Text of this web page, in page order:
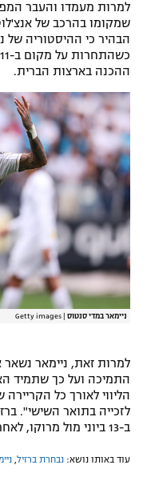
למרות מעמדו והעבר
שמקומו בהרכב של
הבהיר כי ההיסטוריה של
ההכנה בארצות הברית.
ניימאר במדי סנטוס Getty images
למרות זאת, ניימאר
התמיכה ועל כך שתמיד
הליווי לאורך כל
לזכייה בתואר השישי".
ב-13 ביוני מול מרוקו, לאחר משחקי הכנה מול פנמה ומצרים.
עוד באותו נושא: נבחרת ברזיל